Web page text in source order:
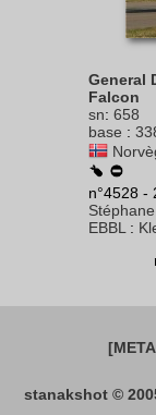
General
Falcon
sn: 658
base :
n°4528 -
EBBL :
stanakshot ©